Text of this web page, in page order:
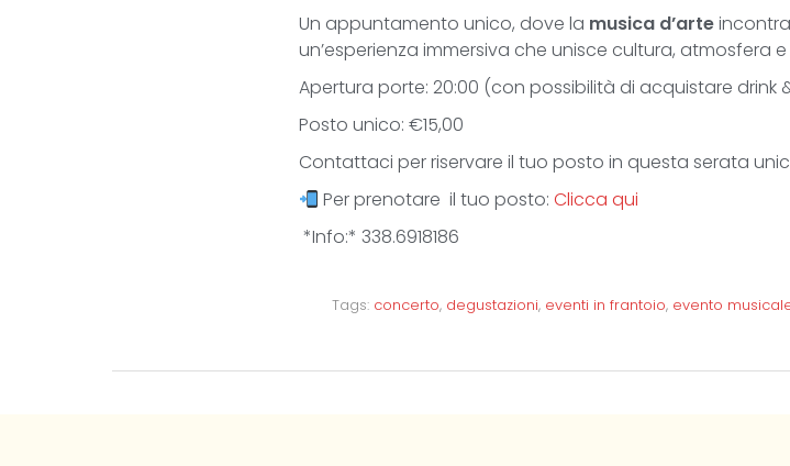
Un appuntamento unico, dove la musica d’arte
un’esperienza immersiva che unisce cultura, atmosfera
Apertura porte: 20:00 (con possibilità di acquistare drink
Posto unico: €15,00
Contattaci per riservare il tuo posto in questa serata
Per prenotare il tuo posto:Clicca qui
*Info:* 338.6918186
Tags: concerto, degustazioni, eventi in frantoio, evento